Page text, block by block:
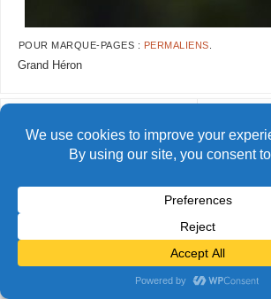
POUR MARQUE-PAGES : PERMALIENS
Grand Héron
© Alain Bidart (2026) - Tous droits
FIÈREMENT PROPULSÉ PARPARABOLA